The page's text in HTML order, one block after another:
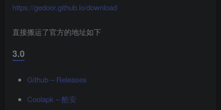
https://gedoor.github.io/download
直接搬运了官方的地址如下
3.0
Github – Releases
Coolapk – 酷安